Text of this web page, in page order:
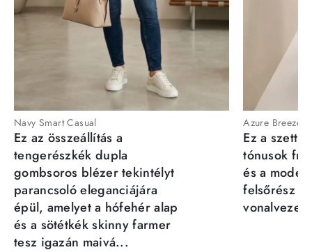
Navy Smart Casual
Ez az összeállítás a
tengerészkék dupla
gombsoros blézer tekintélyt
parancsoló eleganciájára
épül, amelyet a hófehér alap
és a sötétkék skinny farmer
tesz igazán maivá...
Azure Breeze
Ez a szett
tónusok
és a
felsőrész